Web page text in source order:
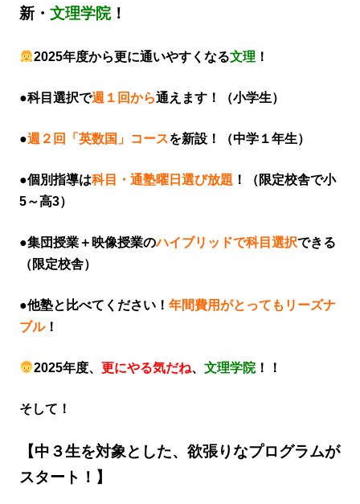
新・ 文理学院！
2025年度から更に通いやすくなる文理 ！
●科目選択で週１回から通えます！（小学生）
●週２回「英数国」コースを新設！（中学１年生）
●個別指導は科目・通塾曜日選び放題 ！（限定校舎で小
5～高3）
●集団授業＋映像授業のハイブリッドで科目選択できる
（限定校舎）
●他塾と比べてください！ 年間費用がとってもリーズナ
ブル！
2025年度、更にやる気だね、文理学院！！
そして！
【中３生を対象とした、欲張りなプログラムが
スタート！】